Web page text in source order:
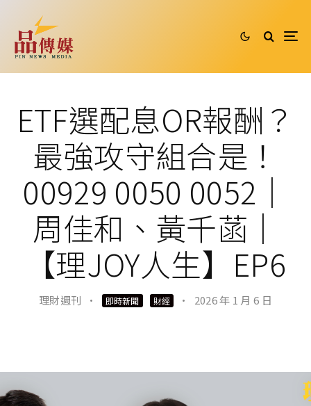
ETF選配息OR報酬？
最強攻守組合是！
00929 0050 0052｜
周佳和、黃千菡｜
【理JOY人生】EP6
理財週刊 · 即時新聞 財經 · 2026 年 1 月 6 日